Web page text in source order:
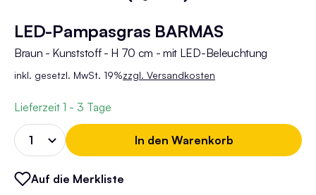
LED-Pampasgras BARMAS
Braun - Kunststoff - H 70 cm - mit LED-Beleuchtung
inkl. gesetzl. MwSt. 19%zzgl. Versandkosten
Lieferzeit 1 - 3 Tage
In den Warenkorb
Auf die Merkliste